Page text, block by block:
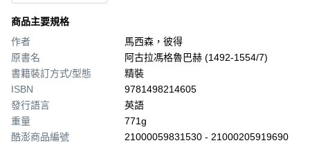
商品主要規格
作者
馬西森，彼得
原書名
阿古拉馮格魯巴赫 (1492-1554/7)
書籍裝訂方式/型態
精裝
ISBN
9781498214605
發行語言
英語
重量
771g
酷澎商品編號
21000059831530 - 21000205919690